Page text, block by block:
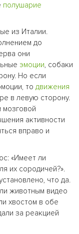
полушарие
из Италии.
до
они
эмоции, собаки
Но если
то движения
в левую сторону.
мозговой
активности
вправо и
«Имеет ли
их сородичей?».
что да.
животным видео
хвостом в обе
за реакцией